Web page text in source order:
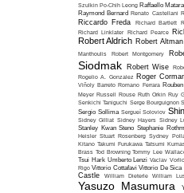
Szulkin Po-Chih Leong Raffaello
Raymond Bernard Renato Castellani
Riccardo Freda Richard Bartlett
Richard Linklater Richard Pearce
Robert Aldrich Robert Altman
Manthoulis Robert Montgomery
Siodmak Robert Wise
Rogelio A. Gonzalez Roger
Viñoly Barreto Romano Ferrara
Meyer Russell Rouse Ruth Orkin Ruy
Senkichi Taniguchi Serge Bourguignon
Sergio Sollima Sergueï Soloviov
Sidney Gilliat Sidney Hayers Sidney
Stanley Kwan Steno Stephanie
Heisler Stuart Rosenberg Sydney
Kitano Takumi Furukawa Tatsumi
Brass Tod Browning Tommy Lee
Tsui Hark Umberto Lenzi Vaclav
Rigo Vittorio Cottafavi Vittorio De Sica
Castle William Dieterle William
Yasuzo Masumura